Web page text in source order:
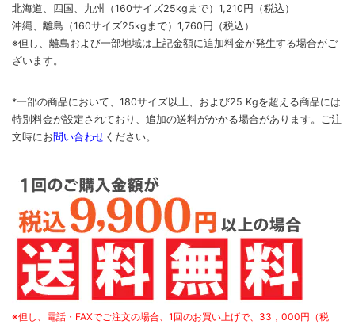
北海道、四国、九州
（160サイズ25kgまで） 1,210円（税込）
沖縄、離島 （160サイズ25kgまで） 1,760円（税込）
※但し、離島および一部地域は上記金額に追加料金が発生する場合がご
ざいます。
*一部の商品において、180サイズ以上、および25 Kgを超える商品には
特別料金が設定されており、追加の送料がかかる場合があります。
ご注
文時に お問い合わせ ください。
※但し、電話・FAXでご注文の場合、1回のお買い上げで、33，000円（税